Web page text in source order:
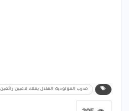
مدرب المولودية: الهلال يملك لاعبين رائعين